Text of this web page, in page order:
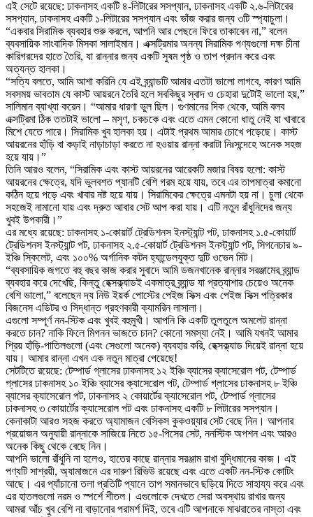
এই সেটে রয়েছে: ঢাকনাসহ একটি ৪-লিটারের সসপ্যান, ঢাকনাসহ একটি ২.৬-লিটারের
সসপ্যান, ঢাকনাসহ একটি ১-লিটারের সসপ্যান এবং ভাঁজ করার জন্য ৩টি স্প্যাচুলা।
“একবার সিরামিক ব্যবহার শুরু করলে, আপনি আর পেছনে ফিরে তাকাবেন না,” বলেন
ব্যবসায়িক সাংবাদিক মিসকা সালাইমান। এক্সট্রিমার অনন্য সিরামিক পণ্যগুলো দক্ষ চীনা
কারিগরদের হাতে তৈরি, যা রান্নার জন্য একটি সুষম পৃষ্ঠ ও তাপ প্রদান করে এবং
অত্যন্ত হালকা।
“সত্যি বলতে, আমি আশা করিনি যে এই ব্র্যান্ডটি আমার এতটা ভালো লাগবে, কারণ আমি
সবসময় ভাবতাম যে কাস্ট আয়রনে তৈরি হলে সবকিছুর স্বাদ ও চেহারা দুটোই ভালো হয়,”
সালিমান ব্যাখ্যা করেন। “আমার ধারণা ভুল ছিল। গুণমানের দিক থেকে, আমি বলব
এক্সট্রিমা ঠিক ততটাই ভালো – মসৃণ, চকচকে এবং এতে এমন কোনো ধাতু নেই যা খাবারে
মিশে যেতে পারে। সিরামিক খুব হালকা হয়। এটাই প্রথম আমার চোখে পড়েছে। কাস্ট
আয়রনের হাঁড়ি বা কড়াই নাড়াচাড়া করতে না হওয়ায় রান্না করাটা নিঃসন্দেহে অনেক সহজ
হয়ে যায়।”
তিনি আরও বলেন, “সিরামিক এবং কাস্ট আয়রনের আরেকটি মজার বিষয় হলো: কাস্ট
আয়রনের ক্ষেত্রে, যদি ভুলবশত প্যানটি বেশি গরম হয়ে যায়, তবে এর তাপমাত্রা কমানো
কঠিন হয়ে পড়ে এবং খাবার নষ্ট হয়ে যায়। সিরামিকের ক্ষেত্রে এমনটা হয় না। চুলা থেকে
সহজেই নামানো যায় এবং দ্রুত আবার সেট আপ করা যায়। এটি নতুন রাঁধুনিদের জন্য
খুবই উপকারী।”
এর মধ্যে রয়েছে: ঢাকনাসহ ১-কোয়ার্ট ট্রেডিশনস ইনস্ট্যান্ট পট, ঢাকনাসহ ১.৫-কোয়ার্ট
ট্রেডিশনস ইনস্ট্যান্ট পট, ঢাকনাসহ ২.৫-কোয়ার্ট ট্রেডিশনস ইনস্ট্যান্ট পট, সিগনেচার ৯-
ইঞ্চি স্কিলেট, এবং ১০০% অর্গানিক কটন হ্যান্ডেলযুক্ত দুটি ওভেন মিট।
“ব্যবসায়িক জগতে বহু বছর কাজ করার সুবাদে আমি ডজনখানেক রান্নার সরঞ্জামের ব্র্যান্ড
ব্যবহার করে দেখেছি, কিন্তু হেক্সক্ল্যাডই একমাত্র ব্র্যান্ড যা প্রত্যাশার চেয়েও অনেক
বেশি ভালো,” বলেছেন দ্য নিউ ইয়র্ক পোস্টের পেইজ সিক্স এবং পেইজ সিক্স পত্রিকার
বিজনেস এডিটর ও সিদ্ধান্ত গ্রহণকারী ক্যামরিন লাসালা।
এগুলো সম্পূর্ণ নন-স্টিক এবং খুবই বহুমুখী। আপনি কি একটি তুলতুলে অমলেট রান্না
করতে চান? নাকি ফিলে মিগনন ভাজতে চান? কোনো সমস্যা নেই। আমি যখনই আমার
প্রিয় হাঁড়ি-পাতিলগুলো (এবং সেগুলো অনেক) ব্যবহার করি, হেক্সক্ল্যাড দিয়েই রান্না হয়ে
যায়। আমার রান্না এখন এক নতুন মাত্রা পেয়েছে!
সেটটিতে রয়েছে: টেম্পার্ড গ্লাসের ঢাকনাসহ ১২ ইঞ্চি ব্যাসের ক্যাসেরোল পট, টেম্পার্ড
গ্লাসের ঢাকনাসহ ১০ ইঞ্চি ব্যাসের ক্যাসেরোল পট, টেম্পার্ড গ্লাসের ঢাকনাসহ ৮ ইঞ্চি
ব্যাসের ক্যাসেরোল পট, ঢাকনাসহ ২ কোয়ার্টের ক্যাসেরোল পট, টেম্পার্ড গ্লাসের
ঢাকনাসহ ৩ কোয়ার্টের ক্যাসেরোল পট এবং ঢাকনাসহ একটি ৮ লিটারের সসপ্যান।
কেনাকাটা আরও সহজ করতে অ্যামাজন বেসিকস কুকওয়্যার সেট বেছে নিন। আপনার
প্রয়োজন অনুযায়ী রান্নাকে সাজিয়ে নিতে ১৫-পিসের সেট, ননস্টিক অপশন এবং আরও
অনেক কিছু থেকে বেছে নিন।
আপনি ভালো রাঁধুনি না হলেও, হাতের কাছে রান্নার সরঞ্জাম রাখা বুদ্ধিমানের কাজ। এই
পণ্যটি সাশ্রয়ী, অ্যামাজনে এর দারুণ রিভিউ রয়েছে এবং এতে একটি নন-স্টিক কোটিং
আছে। এর প্যাঁচানো তলা প্রতিটি প্যানে তাপ সমানভাবে ছড়িয়ে দিতে সাহায্য করে এবং
এর হাতলগুলো নরম ও স্পর্শে শীতল। এগুলোকে দেখতে সেরা অবস্থায় রাখার জন্য
আমরা আঁচ খুব বেশি না বাড়ানোর পরামর্শ দিই, তবে এটি আপনাকে মাঝরাতের নাস্তা এবং